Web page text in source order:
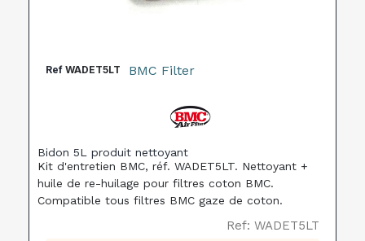
Ref WADET5LT BMC Filter
Bidon 5L produit nettoyant
Kit d'entretien BMC, réf. WADET5LT. Nettoyant +
huile de re-huilage pour filtres coton BMC.
Compatible tous filtres BMC gaze de coton.
Ref: WADET5LT